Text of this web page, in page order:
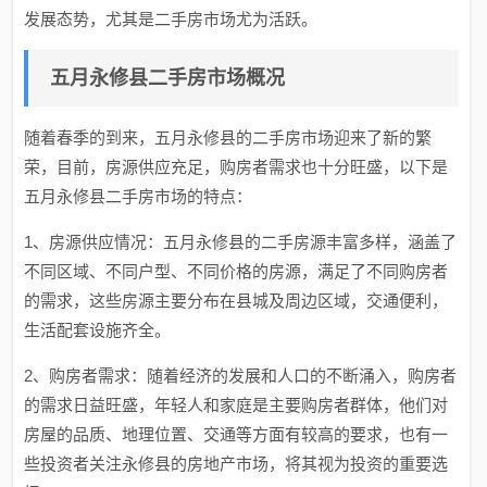
发展态势，尤其是二手房市场尤为活跃。
五月永修县二手房市场概况
随着春季的到来，五月永修县的二手房市场迎来了新的繁
荣，目前，房源供应充足，购房者需求也十分旺盛，以下是
五月永修县二手房市场的特点：
1、房源供应情况：五月永修县的二手房源丰富多样，涵盖了
不同区域、不同户型、不同价格的房源，满足了不同购房者
的需求，这些房源主要分布在县城及周边区域，交通便利，
生活配套设施齐全。
2、购房者需求：随着经济的发展和人口的不断涌入，购房者
的需求日益旺盛，年轻人和家庭是主要购房者群体，他们对
房屋的品质、地理位置、交通等方面有较高的要求，也有一
些投资者关注永修县的房地产市场，将其视为投资的重要选